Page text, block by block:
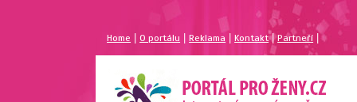
Home |O portálu Reklama Kontakt| Partneří
MAGAZÍN PRO ŽENY